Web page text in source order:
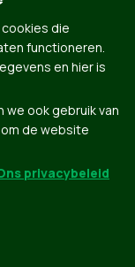
die
functioneren.
en hier is
ook gebruik van
de website
privacybeleid